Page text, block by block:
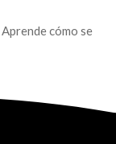
Aprende cómo se